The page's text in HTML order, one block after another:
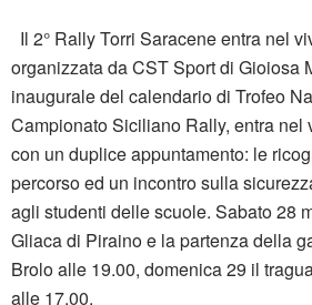
Il 2° Rally Torri Saracene entra nel
organizzata da CST Sport di Gioiosa
inaugurale del calendario di Trofeo
Campionato Siciliano Rally, entra nel
con un duplice appuntamento: le
percorso ed un incontro sulla
agli studenti delle scuole. Sabato 28
Gliaca di Piraino e la partenza della
Brolo alle 19.00, domenica 29 il
alle 17.00.